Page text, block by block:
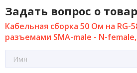
Задать вопрос о
Кабельная сборка 50 Ом на RG-
разъемами SMA-male - N-